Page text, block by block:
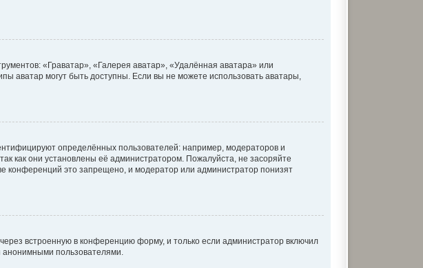
«Граватар», «Галерея аватар», «Удалённая аватара» или
аватар могут быть доступны. Если вы не можете использовать аватары,
определённых пользователей: например, модераторов и
как они установлены её администратором. Пожалуйста, не засоряйте
конференций это запрещено, и модератор или администратор понизят
встроенную в конференцию форму, и только если администратор включил
анонимными пользователями.